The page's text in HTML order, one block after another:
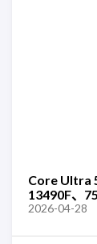
Core Ultra
13490F、
2026-04-28